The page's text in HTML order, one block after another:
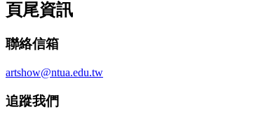
頁尾資訊
聯絡信箱
artshow@ntua.edu.tw
追蹤我們